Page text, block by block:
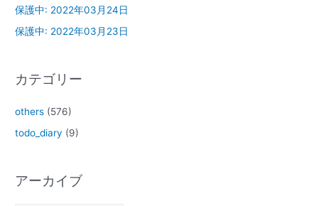
保護中: 2022年03月24日
保護中: 2022年03月23日
カテゴリー
others (576)
todo_diary (9)
アーカイブ